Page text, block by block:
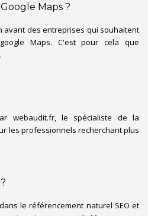
Maps ?
avant des entreprises qui souhaitent
Maps. C'est pour cela que
webaudit.fr, le spécialiste de la
les professionnels recherchant plus
le référencement naturel SEO et